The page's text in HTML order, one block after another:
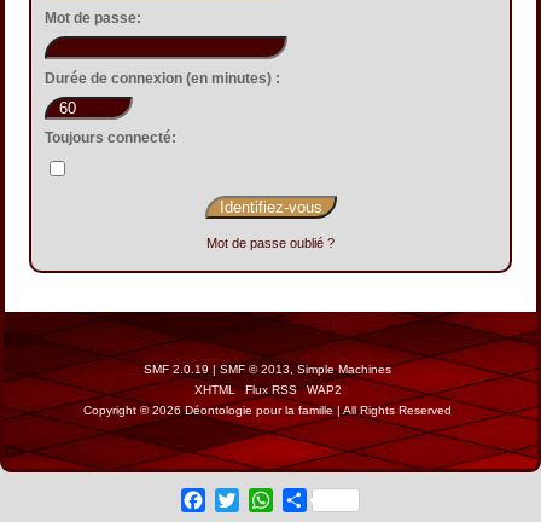
Mot de passe:
Durée de connexion (en minutes) :
Toujours connecté:
Mot de passe oublié ?
SMF 2.0.19|SMF © 2013, Simple Machines
XHTML
Flux RSS
WAP2
Copyright © 2026 Déontologie pour la famille | All Rights Reserved
Facebook
Twitter WhatsApp
Share